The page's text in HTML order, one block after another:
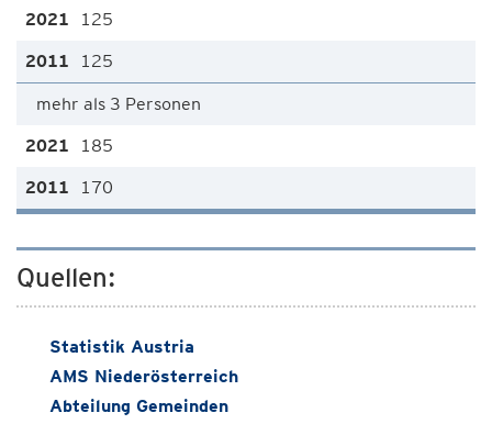
125
125
mehr als 3 Personen
185
170
Quellen:
Statistik Austria
AMS Niederösterreich
Abteilung Gemeinden